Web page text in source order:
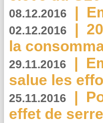
08.12.2016 |
02.12.2016 |
la
29.11.2016 |
salue les
25.11.2016 |
effet de serre